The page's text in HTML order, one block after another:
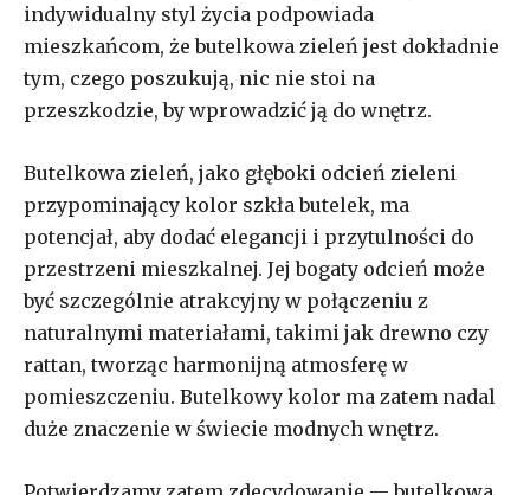
indywidualny styl życia podpowiada
mieszkańcom, że butelkowa zieleń jest dokładnie
tym, czego poszukują, nic nie stoi na
przeszkodzie, by wprowadzić ją do wnętrz.
Butelkowa zieleń, jako głęboki odcień zieleni
przypominający kolor szkła butelek, ma
potencjał, aby dodać elegancji i przytulności do
przestrzeni mieszkalnej. Jej bogaty odcień może
być szczególnie atrakcyjny w połączeniu z
naturalnymi materiałami, takimi jak drewno czy
rattan, tworząc harmonijną atmosferę w
pomieszczeniu. Butelkowy kolor ma zatem nadal
duże znaczenie w świecie modnych wnętrz.